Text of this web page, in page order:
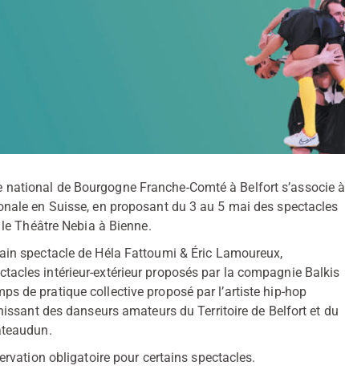
de Bourgogne Franche-Comté à Belfort s’associe à
en Suisse, en proposant du 3 au 5 mai des spectacles
Théâtre Nebia à Bienne.
spectacle de Héla Fattoumi & Éric Lamoureux,
intérieur-extérieur proposés par la compagnie Balkis
de pratique collective proposé par l’artiste hip-hop
des danseurs amateurs du Territoire de Belfort et du
obligatoire pour certains spectacles.